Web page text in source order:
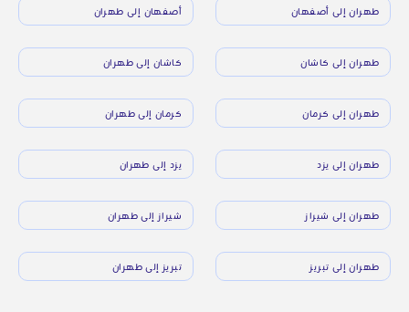
طهران إلى أصفهان أصفهان إلى طهران
طهران إلى كاشان كاشان إلى طهران
طهران إلى كرمان كرمان إلى طهران
طهران إلى يزد يزد إلى طهران
طهران إلى شيراز شيراز إلى طهران
طهران إلى تبريز تبريز إلى طهران